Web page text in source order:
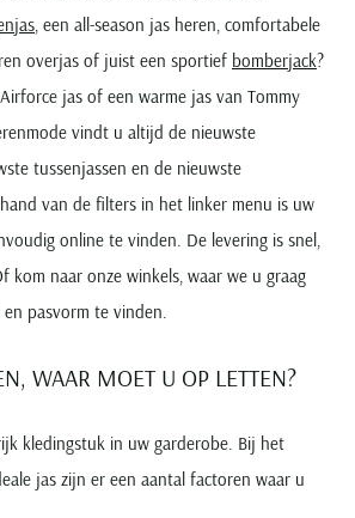
, een all-season jas heren, comfortabele
overjas of juist een sportief bomberjack?
jas of een warme jas van Tommy
vindt u altijd de nieuwste
tussenjassen en de nieuwste
van de filters in het linker menu is uw
online te vinden. De levering is snel,
kom naar onze winkels, waar we u graag
pasvorm te vinden.
WAAR MOET U OP LETTEN?
kledingstuk in uw garderobe. Bij het
jas zijn er een aantal factoren waar u